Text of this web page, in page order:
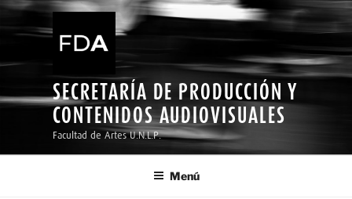
Ir
SECRETARÍA DE PRODUCCIÓN Y
CONTENIDOS AUDIOVISUALES
Facultad de Artes U.N.L.P.
Menú